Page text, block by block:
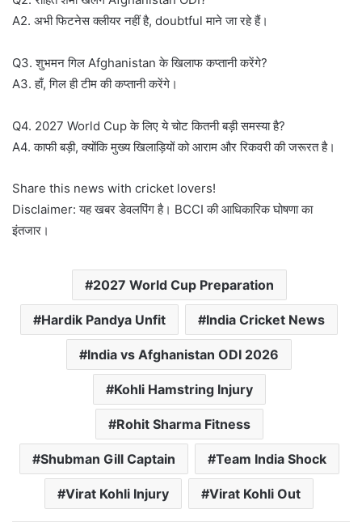
A2. अभी फिटनेस क्लीयर नहीं है, doubtful माने जा रहे हैं।
Q3. शुभमन गिल Afghanistan के खिलाफ कप्तानी करेंगे?
A3. हाँ, गिल ही टीम की कप्तानी करेंगे।
Q4. 2027 World Cup के लिए ये चोट कितनी बड़ी समस्या है?
A4. काफी बड़ी, क्योंकि मुख्य खिलाड़ियों को आराम और रिकवरी की जरूरत है।
Share this news with cricket lovers!
Disclaimer: यह खबर डेवलपिंग है। BCCI की आधिकारिक घोषणा का
इंतजार।
2027 World Cup Preparation
Hardik Pandya Unfit India Cricket News
India vs Afghanistan ODI 2026
Kohli Hamstring Injury
Rohit Sharma Fitness
Shubman Gill Captain Team India Shock
Virat Kohli Injury Virat Kohli Out